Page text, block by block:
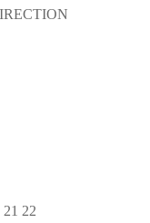
21 22